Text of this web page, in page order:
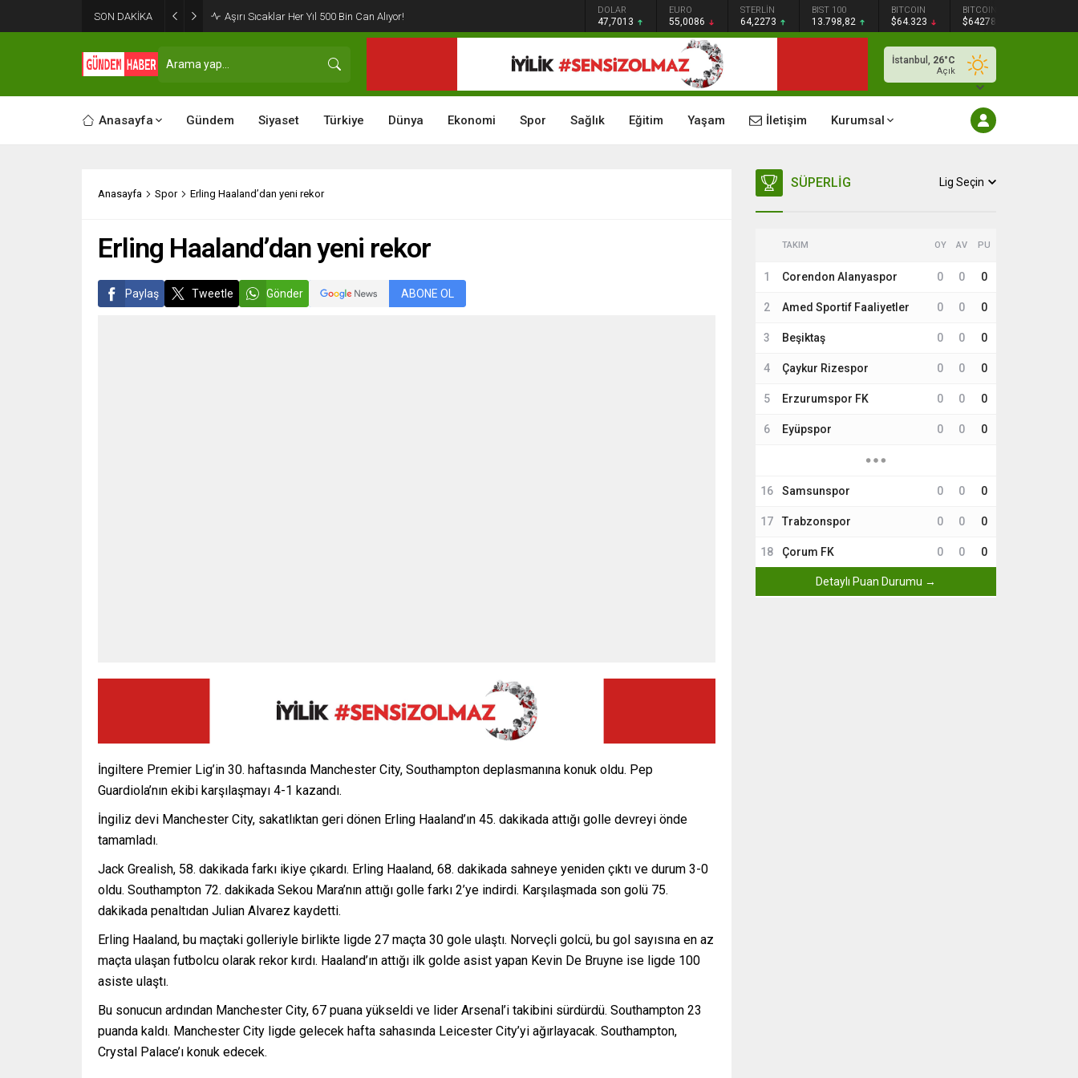
SON DAKİKA Aşırı Sıcaklar Her Yıl 500 Bin Can Alıyor! DOLAR
47,7013
EURO
55,0086
STERLİN
64,2273
BIST 100
13.798,82
BITCOIN
$64.323
BITCOIN
$64278
İstanbul, 26°C
Açık
Anasayfa Gündem Siyaset Türkiye Dünya Ekonomi Spor Sağlık Eğitim Yaşam İletişim Kurumsal
Anasayfa Spor Erling Haaland’dan yeni rekor
Erling Haaland’dan yeni rekor
Paylaş Tweetle Gönder ABONE OL
İngiltere Premier Lig’in 30. haftasında Manchester City, Southampton deplasmanına konuk oldu. Pep
Guardiola’nın ekibi karşılaşmayı 4-1 kazandı.
İngiliz devi Manchester City, sakatlıktan geri dönen Erling Haaland’ın 45. dakikada attığı golle devreyi önde
tamamladı.
Jack Grealish, 58. dakikada farkı ikiye çıkardı. Erling Haaland, 68. dakikada sahneye yeniden çıktı ve durum 3-0
oldu. Southampton 72. dakikada Sekou Mara’nın attığı golle farkı 2’ye indirdi. Karşılaşmada son golü 75.
dakikada penaltıdan Julian Alvarez kaydetti.
Erling Haaland, bu maçtaki golleriyle birlikte ligde 27 maçta 30 gole ulaştı. Norveçli golcü, bu gol sayısına en az
maçta ulaşan futbolcu olarak rekor kırdı. Haaland’ın attığı ilk golde asist yapan Kevin De Bruyne ise ligde 100
asiste ulaştı.
Bu sonucun ardından Manchester City, 67 puana yükseldi ve lider Arsenal’i takibini sürdürdü. Southampton 23
puanda kaldı. Manchester City ligde gelecek hafta sahasında Leicester City’yi ağırlayacak. Southampton,
Crystal Palace’ı konuk edecek.
SÜPERLIG Lig Seçin
TAKIM OY AV PU
1 Corendon Alanyaspor 0 0 0
2 Amed Sportif Faaliyetler 0 0 0
3 Beşiktaş 0 0 0
4 Çaykur Rizespor 0 0 0
5 Erzurumspor FK 0 0 0
6 Eyüpspor 0 0 0
16 Samsunspor 0 0 0
17 Trabzonspor 0 0 0
18 Çorum FK 0 0 0
Detaylı Puan Durumu →